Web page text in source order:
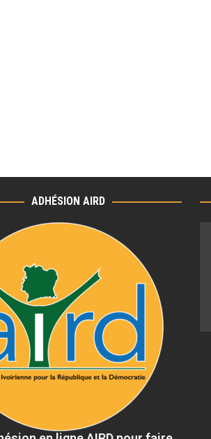
ADHÉSION AIRD